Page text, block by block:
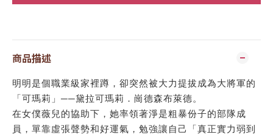
商品描述
明明是個職業級家裡蹲，卻突然被大力提拔成為大將軍的
「可瑪莉」──黛拉可瑪莉．崗德森布萊德。
在女僕薇兒的協助下，她率領著淨是粗暴份子的部隊成
員，單靠虛張聲勢和好運氣，勉強讓自己「真正實力弱到